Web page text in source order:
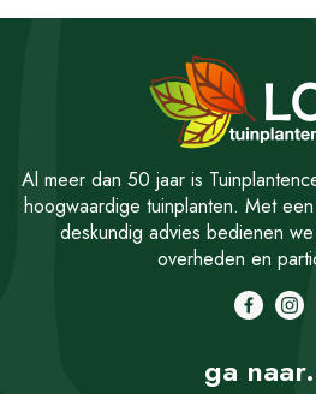
Al meer dan 50 jaar is
hoogwaardige tuinplanten. Met
deskundig advies bedienen
overheden en
ga